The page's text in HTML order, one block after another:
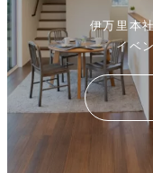
伊万里本
イベ